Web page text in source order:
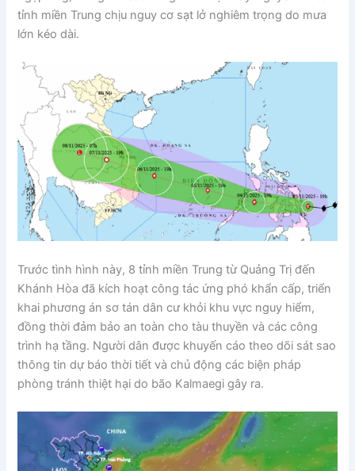
tỉnh miền Trung chịu nguy cơ sạt lở nghiêm trọng do mưa
lớn kéo dài.
Trước tình hình này, 8 tỉnh miền Trung từ Quảng Trị đến
Khánh Hòa đã kích hoạt công tác ứng phó khẩn cấp, triển
khai phương án sơ tán dân cư khỏi khu vực nguy hiểm,
đồng thời đảm bảo an toàn cho tàu thuyền và các công
trình hạ tầng. Người dân được khuyến cáo theo dõi sát sao
thông tin dự báo thời tiết và chủ động các biện pháp
phòng tránh thiệt hại do bão Kalmaegi gây ra.